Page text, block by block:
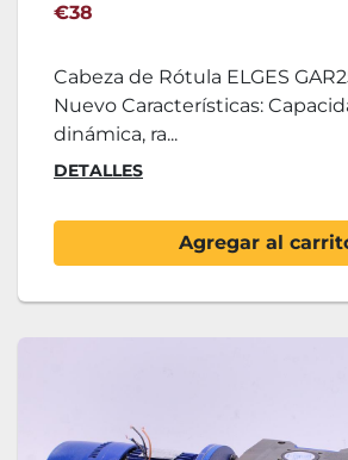
€38
Cabeza de Rótula ELGES
Nuevo Características:
dinámica, ra...
DETALLES
Agregar al